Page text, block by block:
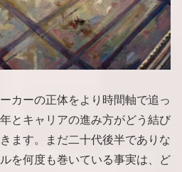
カーの正体をより時間軸で追っ
とキャリアの進み方がどう結び
ます。まだ二十代後半でありな
を何度も巻いている事実は、ど